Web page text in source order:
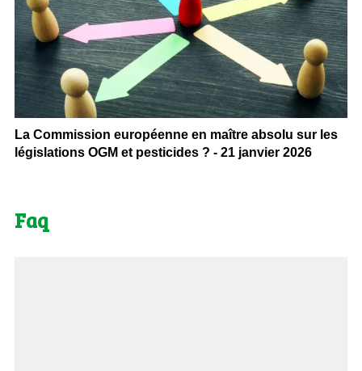
La Commission européenne en maître absolu sur les
législations OGM et pesticides ? - 21 janvier 2026
Faq